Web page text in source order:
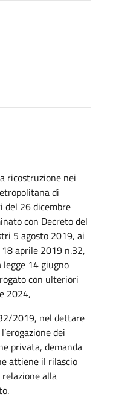
ricostruzione nei
di
del 26 dicembre
con Decreto del
5 agosto 2019, ai
aprile 2019 n.32,
14 giugno
con ulteriori
2024,
2019, nel dettare
dei
privata, demanda
attiene il rilascio
alla